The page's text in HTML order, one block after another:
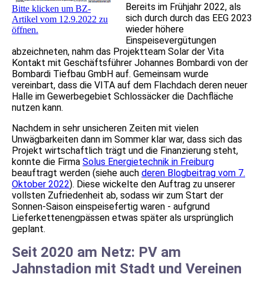
Bitte klicken um BZ-
Artikel vom 12.9.2022 zu
öffnen.
Bereits im Frühjahr 2022, als
sich durch durch das EEG 2023
wieder höhere
Einspeisevergütungen
abzeichneten, nahm das Projektteam Solar der Vita
Kontakt mit Geschäftsführer Johannes Bombardi von der
Bombardi Tiefbau GmbH auf. Gemeinsam wurde
vereinbart, dass die VITA auf dem Flachdach deren neuer
Halle im Gewerbegebiet Schlossäcker die Dachfläche
nutzen kann.
Nachdem in sehr unsicheren Zeiten mit vielen
Unwägbarkeiten dann im Sommer klar war, dass sich das
Projekt wirtschaftlich trägt und die Finanzierung steht,
konnte die Firma Solus Energietechnik in Freiburg
beauftragt werden (siehe auch deren Blogbeitrag vom 7.
Oktober 2022). Diese wickelte den Auftrag zu unserer
vollsten Zufriedenheit ab, sodass wir zum Start der
Sonnen-Saison einspeisefertig waren - aufgrund
Lieferkettenengpässen etwas später als ursprünglich
geplant.
Seit 2020 am Netz: PV am
Jahnstadion mit Stadt und Vereinen